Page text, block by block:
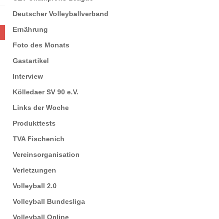
Deutscher Volleyballverband
Ernährung
Foto des Monats
Gastartikel
Interview
Kölledaer SV 90 e.V.
Links der Woche
Produkttests
TVA Fischenich
Vereinsorganisation
Verletzungen
Volleyball 2.0
Volleyball Bundesliga
Volleyball Online